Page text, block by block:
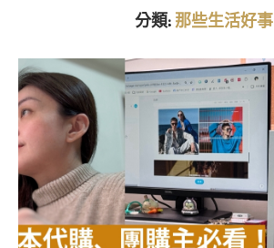
分類:那些生活好事